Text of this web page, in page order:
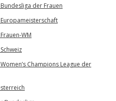
der Frauen
WM
Champions League der